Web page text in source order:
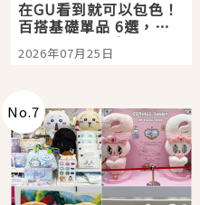
在GU看到就可以包色！
百搭基礎單品 6選，閉
眼全收也不心疼
2026年07月25日
No.7